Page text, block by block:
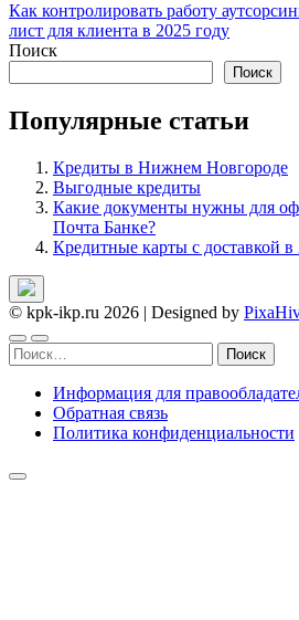
записям
Как контролировать работу
лист для клиента в 2025 году
Поиск
Поиск
Популярные статьи
Кредиты в Нижнем Новгороде
Выгодные кредиты
Какие документы нужны для
Почта Банке?
Кредитные карты с доставкой
© kpk-ikp.ru 2026 | Designed by
Найти:
Информация для
Обратная связь
Политика конфиденциальности